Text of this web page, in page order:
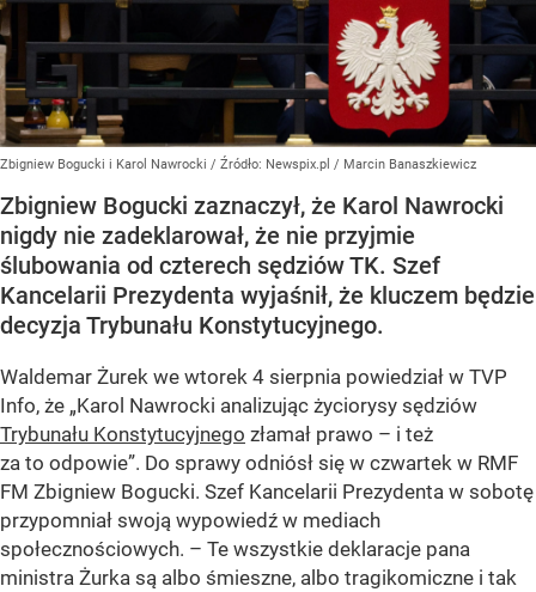
Zbigniew Bogucki i Karol Nawrocki / Źródło: Newspix.pl / Marcin Banaszkiewicz
Zbigniew Bogucki zaznaczył, że Karol Nawrocki
nigdy nie zadeklarował, że nie przyjmie
ślubowania od czterech sędziów TK. Szef
Kancelarii Prezydenta wyjaśnił, że kluczem będzie
decyzja Trybunału Konstytucyjnego.
Waldemar Żurek we wtorek 4 sierpnia powiedział w TVP
Info, że „Karol Nawrocki analizując życiorysy sędziów
Trybunału Konstytucyjnego złamał prawo – i też
za to odpowie”. Do sprawy odniósł się w czwartek w RMF
FM Zbigniew Bogucki. Szef Kancelarii Prezydenta w sobotę
przypomniał swoją wypowiedź w mediach
społecznościowych. – Te wszystkie deklaracje pana
ministra Żurka są albo śmieszne, albo tragikomiczne i tak